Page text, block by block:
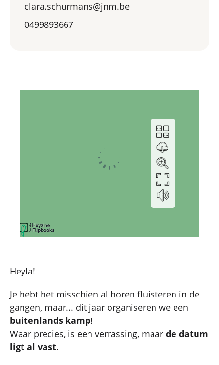
clara.schurmans@jnm.be
0499893667
Heyla!
Je hebt het misschien al horen fluisteren in de
gangen, maar... dit jaar organiseren we een
buitenlands kamp!
Waar precies, is een verrassing, maar de datum
ligt al vast.